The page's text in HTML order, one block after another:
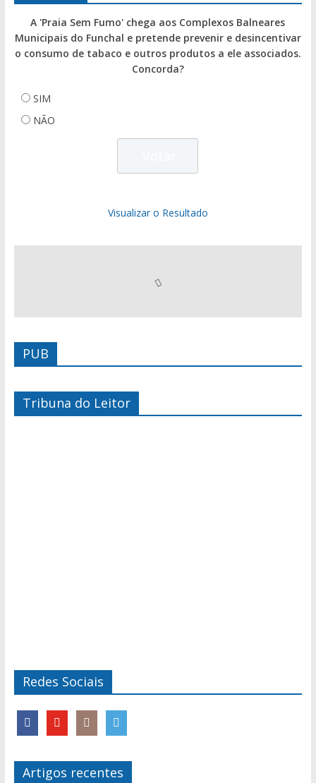
A 'Praia Sem Fumo' chega aos Complexos Balneares
Municipais do Funchal e pretende prevenir e desincentivar
o consumo de tabaco e outros produtos a ele associados.
Concorda?
SIM
NÃO
Visualizar o Resultado
PUB
Tribuna do Leitor
Redes Sociais
Artigos recentes